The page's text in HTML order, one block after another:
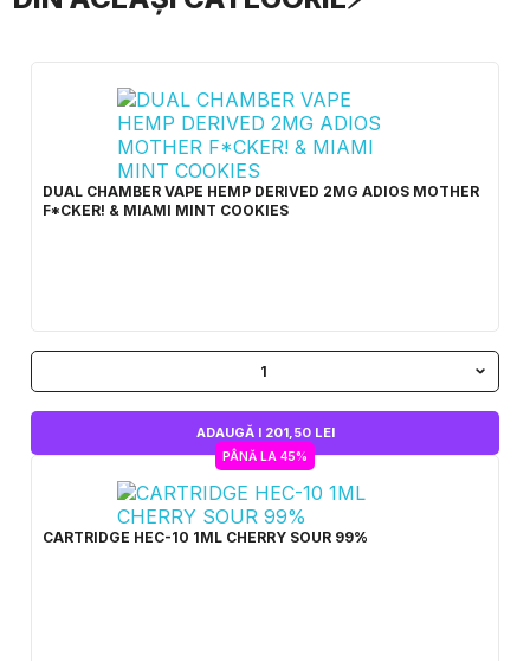
DUAL CHAMBER VAPE HEMP DERIVED 2MG ADIOS MOTHER
F*CKER! & MIAMI MINT COOKIES
1
ADAUGĂ I 201,50 LEI
PÂNĂ LA 45%
CARTRIDGE HEC-10 1ML CHERRY SOUR 99%